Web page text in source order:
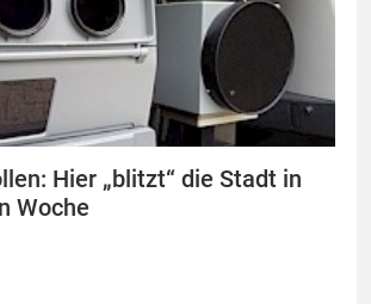
Hier „blitzt“ die Stadt in
Woche